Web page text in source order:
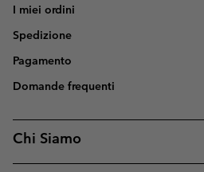
I miei ordini
Spedizione
Pagamento
Domande frequenti
Chi Siamo